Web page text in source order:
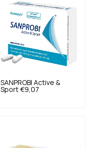
SANPROBI Active &
Sport €9,07